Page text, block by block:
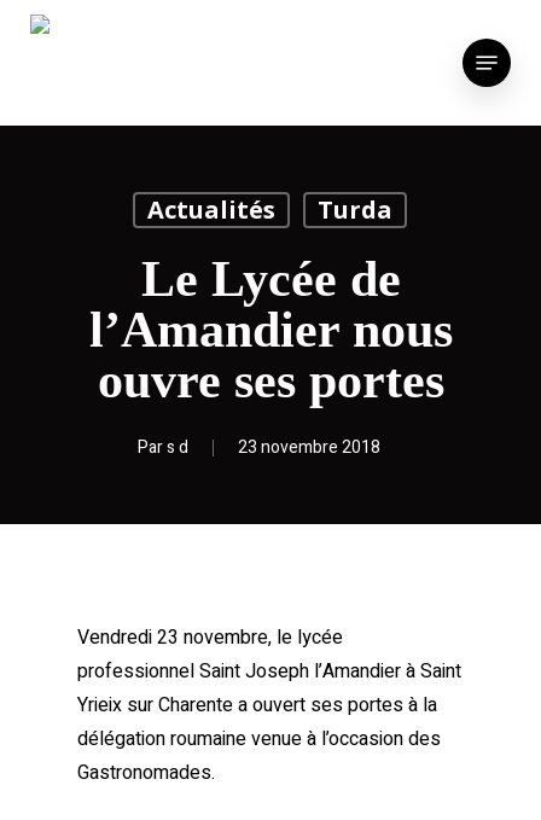
Skip
Menu
Actualités Turda
Le Lycée de
l’Amandier nous
ouvre ses portes
Pars d 23 novembre 2018
Vendredi 23 novembre, le lycée
professionnel Saint Joseph l’Amandier à Saint
Yrieix sur Charente a ouvert ses portes à la
délégation roumaine venue à l’occasion des
Gastronomades.